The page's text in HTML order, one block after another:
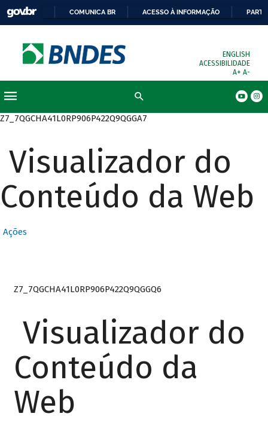
COMUNICA BR ACESSO À INFORMAÇÃO
ENGLISH
ACESSIBILIDADE
A+ A-
Z7_7QGCHA41L0RP906P422Q9QGGA7
Visualizador do
Conteúdo da Web
Ações
Z7_7QGCHA41L0RP906P422Q9QGGQ6
Visualizador do
Conteúdo da
Web